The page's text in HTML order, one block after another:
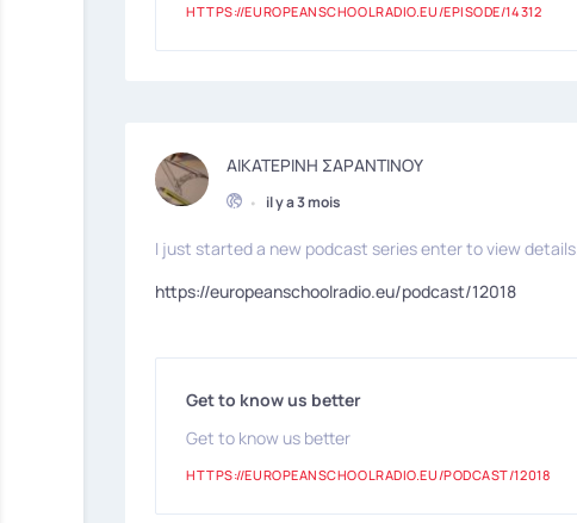
HTTPS://EUROPEANSCHOOLRADIO.EU/EPISODE/14312
ΑΙΚΑΤΕΡΙΝΗ ΣΑΡΑΝΤΙΝΟΥ
• il y a 3 mois
I just started a new podcast series enter to view details.
https://europeanschoolradio.eu/podcast/12018
Get to know us better
Get to know us better
HTTPS://EUROPEANSCHOOLRADIO.EU/PODCAST/12018